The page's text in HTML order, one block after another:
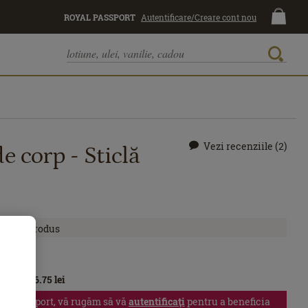
ROYAL PASSPORT Autentificare/Creare cont nou
corp - Sticlă Vezi recenziile (2)
acest produs
96.75lei
Passport, vă rugăm să vă autentificaţi pentru a beneficia